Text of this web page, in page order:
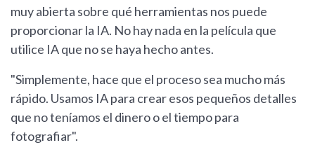
muy abierta sobre qué herramientas nos puede
proporcionar la IA. No hay nada en la película que
utilice IA que no se haya hecho antes.
"Simplemente, hace que el proceso sea mucho más
rápido. Usamos IA para crear esos pequeños detalles
que no teníamos el dinero o el tiempo para
fotografiar".